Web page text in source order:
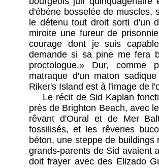
d'ébène bosselée de muscles,
le détenu tout droit sorti d'un
miroite une fureur de
courage dont je suis
demande si sa pine me fera
proctologue.» Dur, comme
matraque d'un maton
Riker's Island est à l'image de
Le récit de Sid Kaplan
près de Brighton Beach, avec
rêvant d'Oural et de Mer
fossilisés, et les rêveries
béton, une steppe de
grands-parents de Sid avaient
doit frayer avec des Elizado